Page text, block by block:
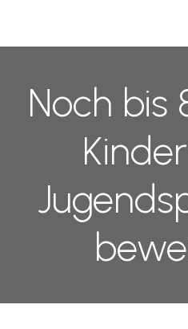
Noch bis